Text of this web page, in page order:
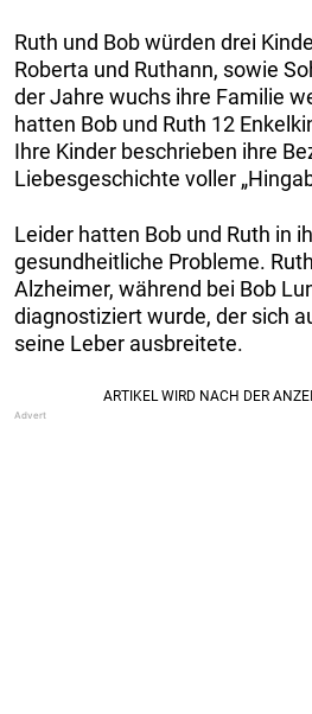
Ruth und Bob würden drei
Roberta und Ruthann, sowie
der Jahre wuchs ihre Familie
hatten Bob und Ruth 12
Ihre Kinder beschrieben ihre
Liebesgeschichte voller
Leider hatten Bob und Ruth in
gesundheitliche Probleme.
Alzheimer, während bei Bob
diagnostiziert wurde, der sich
seine Leber ausbreitete.